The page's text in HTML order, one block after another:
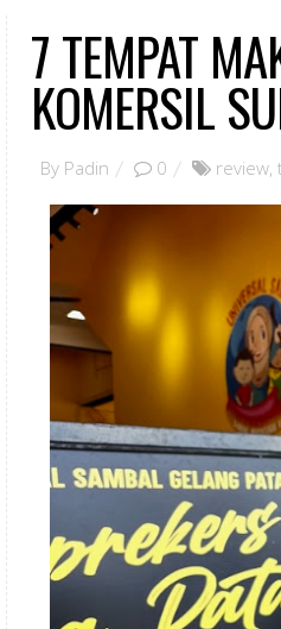
7 TEMPAT
KOMERSIL
By Padin 0 review,